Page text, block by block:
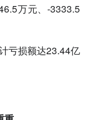
万元、-3333.5
亏损额达23.44亿